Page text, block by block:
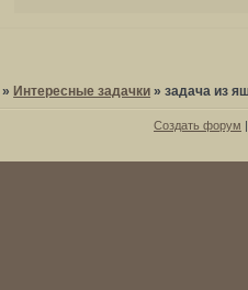
» Интересные задачки »задача из
Создать форум